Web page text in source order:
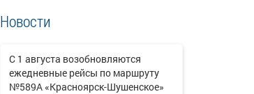
Новости
С 1 августа возобновляются
ежедневные рейсы по маршруту
№589А «Красноярск-Шушенское»